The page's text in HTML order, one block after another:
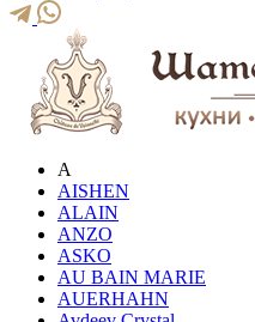
A
AISHEN
ALAIN
ANZO
ASKO
AU BAIN MARIE
AUERHAHN